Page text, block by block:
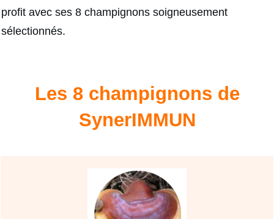
profit avec ses 8 champignons soigneusement
sélectionnés.
Les 8 champignons de
SynerIMMUN